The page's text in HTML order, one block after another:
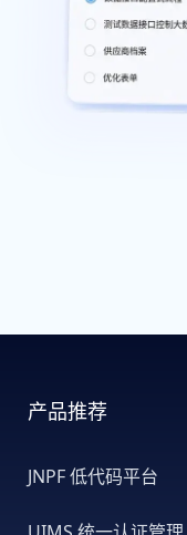
产品推荐
JNPF 低代码平台